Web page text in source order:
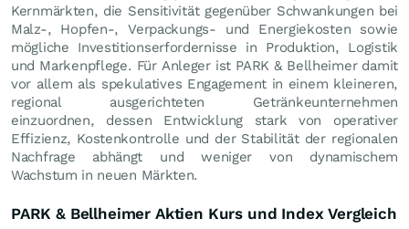
Kernmärkten, die Sensitivität gegenüber Schwankungen bei
Malz-, Hopfen-, Verpackungs- und Energiekosten sowie
mögliche Investitionserfordernisse in Produktion, Logistik
und Markenpflege. Für Anleger ist PARK & Bellheimer damit
vor allem als spekulatives Engagement in einem kleineren,
regional ausgerichteten Getränkeunternehmen
einzuordnen, dessen Entwicklung stark von operativer
Effizienz, Kostenkontrolle und der Stabilität der regionalen
Nachfrage abhängt und weniger von dynamischem
Wachstum in neuen Märkten.
PARK & Bellheimer Aktien Kurs und Index Vergleich